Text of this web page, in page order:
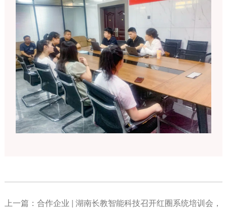
上一篇： 合作企业 | 湖南长教智能科技召开红圈系统培训会，